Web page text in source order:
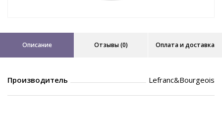
Описание Отзывы (0) Оплата и доставка
Производитель Lefranc&Bourgeois